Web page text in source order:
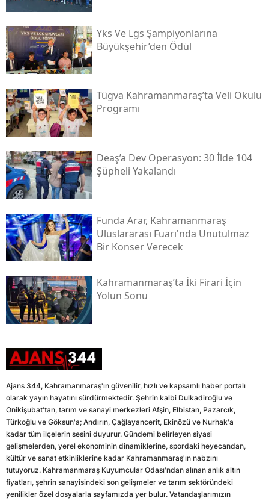
Yks Ve Lgs Şampiyonlarına
Büyükşehir’den Ödül
Tügva Kahramanmaraş’ta Veli Okulu
Programı
Deaş’a Dev Operasyon: 30 İlde 104
Şüpheli Yakalandı
Funda Arar, Kahramanmaraş
Uluslararası Fuarı'nda Unutulmaz
Bir Konser Verecek
Kahramanmaraş’ta İki Firari İçin
Yolun Sonu
Ajans 344, Kahramanmaraş'ın güvenilir, hızlı ve kapsamlı haber portalı
olarak yayın hayatını sürdürmektedir. Şehrin kalbi Dulkadiroğlu ve
Onikişubat'tan, tarım ve sanayi merkezleri Afşin, Elbistan, Pazarcık,
Türkoğlu ve Göksun'a; Andırın, Çağlayancerit, Ekinözü ve Nurhak'a
kadar tüm ilçelerin sesini duyurur. Gündemi belirleyen siyasi
gelişmelerden, yerel ekonominin dinamiklerine, spordaki heyecandan,
kültür ve sanat etkinliklerine kadar Kahramanmaraş'ın nabzını
tutuyoruz. Kahramanmaraş Kuyumcular Odası'ndan alınan anlık altın
fiyatları, şehrin sanayisindeki son gelişmeler ve tarım sektöründeki
yenilikler özel dosyalarla sayfamızda yer bulur. Vatandaşlarımızın